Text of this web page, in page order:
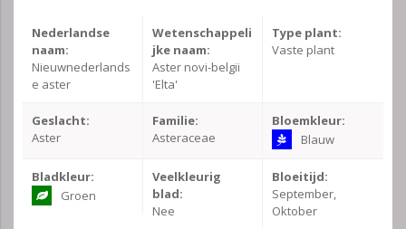
Nederlandse
naam:
Nieuwnederlands
e aster
Wetenschappeli
jke naam:
Aster novi-belgii
'Elta'
Type plant:
Vaste plant
Geslacht:
Aster
Familie:
Asteraceae
Bloemkleur:
Blauw
Bladkleur:
Groen
Veelkleurig
blad:
Nee
Bloeitijd:
September,
Oktober